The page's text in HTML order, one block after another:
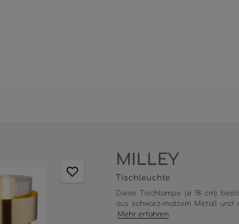
MILLEY
Tischleuchte
Diese Tischlampe (ø 18 cm)
aus schwarz-mattem Metall und
Mehr erfahren